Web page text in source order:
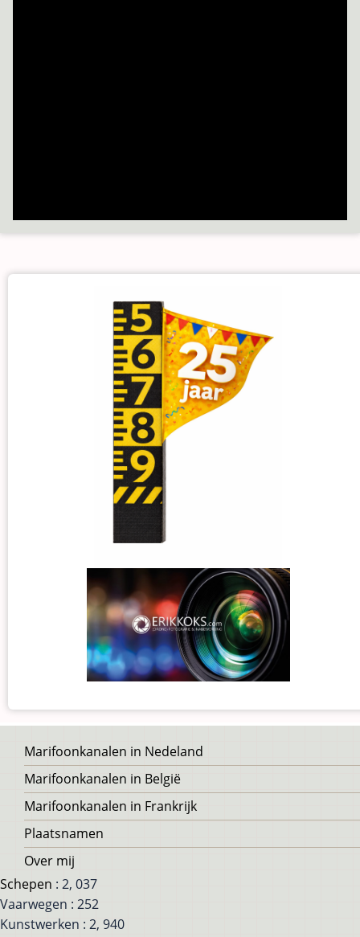
Voet
Marifoonkanalen in Nedeland
Marifoonkanalen in België
Marifoonkanalen in Frankrijk
Plaatsnamen
Over mij
Schepen : 2, 037
Vaarwegen : 252
Kunstwerken : 2, 940